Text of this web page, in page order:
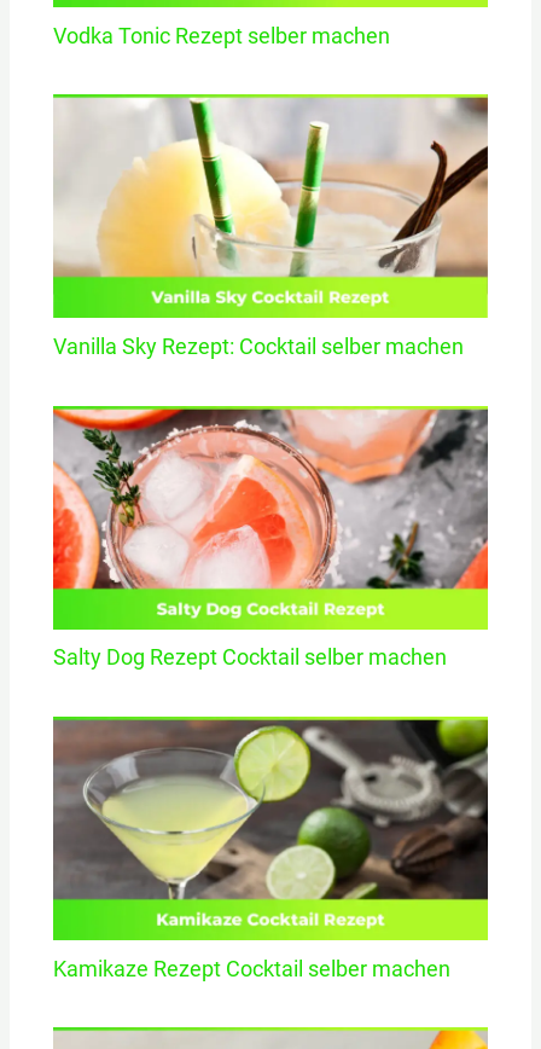
Vodka Tonic Rezept selber machen
Vanilla Sky Rezept: Cocktail selber machen
Salty Dog Rezept Cocktail selber machen
Kamikaze Rezept Cocktail selber machen